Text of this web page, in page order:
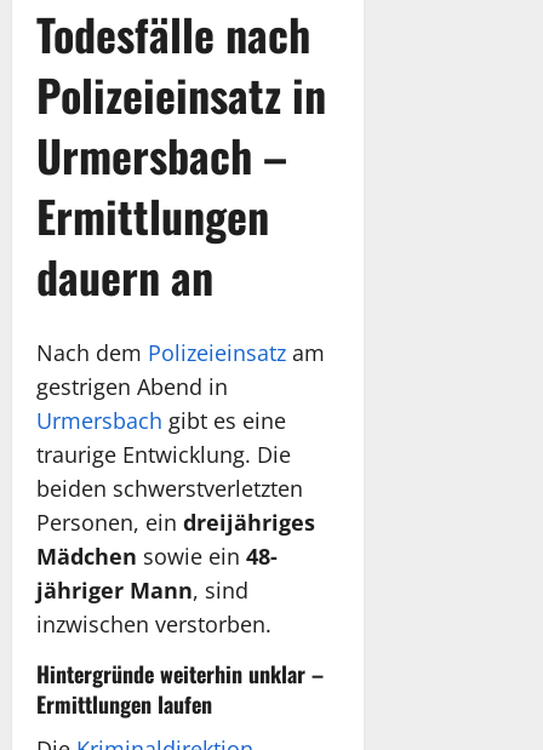
Todesfälle nach
Polizeieinsatz in
Urmersbach –
Ermittlungen
dauern an
Nach dem Polizeieinsatz am
gestrigen Abend in
Urmersbach gibt es eine
traurige Entwicklung. Die
beiden schwerstverletzten
Personen, ein dreijähriges
Mädchen sowie ein 48-
jähriger Mann, sind
inzwischen verstorben.
Hintergründe weiterhin unklar –
Ermittlungen laufen